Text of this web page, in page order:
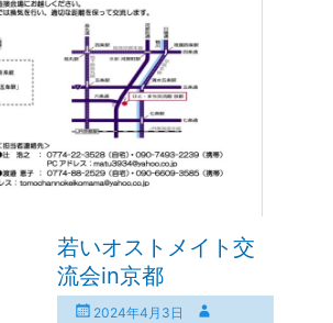
若いオストメイト交
流会in京都
投 2024年4月3日
投